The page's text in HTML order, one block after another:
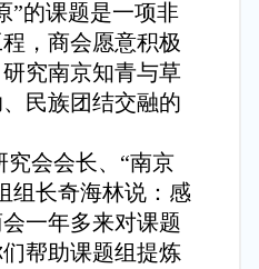
”的课题是一项非
，商会愿意积极
究南京知青与草
民族团结交融的
会会长、“南京
组长奇海林说：感
一年多来对课题
帮助课题组提炼